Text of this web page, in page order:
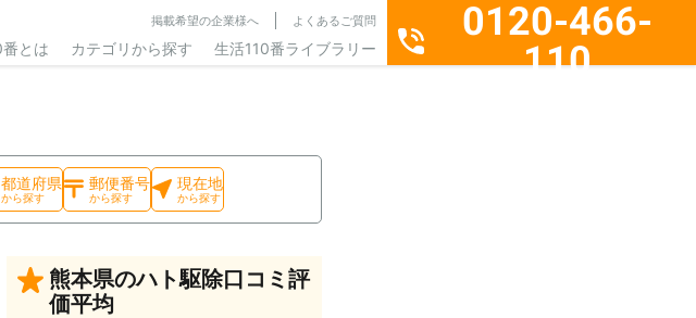
掲載希望の企業様へ よくあるご質問
とは カテゴリから探す 生活110番ライブラリー
0120-466-
110
都道府県
から探す
郵便番号
から探す
現在地
から探す
熊本県のハト駆除口コミ評
価平均